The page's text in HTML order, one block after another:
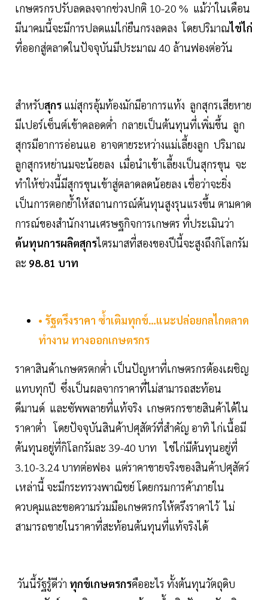
เกษตรกรปรับลดลงจากช่วงปกติ 10-20 % แม้ว่าในเดือน
มีนาคมนี้จะมีการปลดแม่ไก่ยืนกรงลดลง โดยปริมาณไข่ไก่
ที่ออกสู่ตลาดในปัจจุบันมีประมาณ 40 ล้านฟองต่อวัน
สำหรับสุกร แม่สุกรอุ้มท้องมักมีอาการแท้ง ลูกสุกรเสียหาย
มีเปอร์เซ็นต์เข้าคลอดต่ำ กลายเป็นต้นทุนที่เพิ่มขึ้น ลูก
สุกรมีอาการอ่อนแอ อาจตายระหว่างแม่เลี้ยงลูก ปริมาณ
ลูกสุกรหย่านมจะน้อยลง เมื่อนำเข้าเลี้ยงเป็นสุกรขุน จะ
ทำให้ช่วงนี้มีสุกรขุนเข้าสู่ตลาดลดน้อยลง เชื่อว่าจะยิ่ง
เป็นการตอกย้ำให้สถานการณ์ต้นทุนสูงรุนแรงขึ้น ตามคาด
การณ์ของสำนักงานเศรษฐกิจการเกษตร ที่ประเมินว่า
ต้นทุนการผลิตสุกรไตรมาสที่สองของปีนี้จะสูงถึงกิโลกรัม
ละ 98.81 บาท
• รัฐตรึงราคา ซ้ำเติมทุกข์…แนะปล่อยกลไกตลาด
ทำงาน ทางออกเกษตรกร
ราคาสินค้าเกษตรตกต่ำ เป็นปัญหาที่เกษตรกรต้องเผชิญ
แทบทุกปี ซึ่งเป็นผลจากราคาที่ไม่สามารถสะท้อน
ดีมานด์ และซัพพลายที่แท้จริง เกษตรกรขายสินค้าได้ใน
ราคาต่ำ โดยปัจจุบันสินค้าปศุสัตว์ที่สำคัญ อาทิ ไก่เนื้อมี
ต้นทุนอยู่ที่กิโลกรัมละ 39-40 บาท ไข่ไก่มีต้นทุนอยู่ที่
3.10-3.24 บาทต่อฟอง แต่ราคาขายจริงของสินค้าปศุสัตว์
เหล่านี้ จะมีกระทรวงพาณิชย์ โดยกรมการค้าภายใน
ควบคุมและขอความร่วมมือเกษตรกรให้ตรึงราคาไว้ ไม่
สามารถขายในราคาที่สะท้อนต้นทุนที่แท้จริงได้
วันนี้รัฐรู้ดีว่า ทุกข์เกษตรกรคืออะไร ทั้งต้นทุนวัตถุดิบ